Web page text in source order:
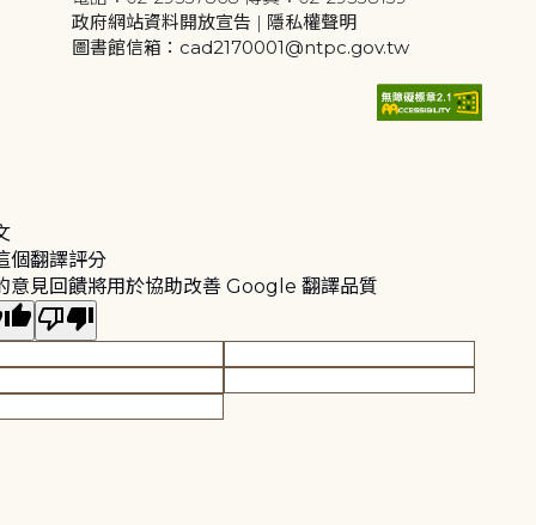
政府網站資料開放宣告 | 隱私權聲明
圖書館信箱：cad2170001@ntpc.gov.tw
個翻譯評分
意見回饋將用於協助改善 Google 翻譯品質